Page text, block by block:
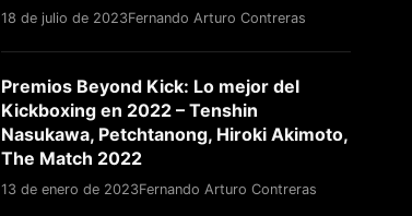
18 de julio de 2023Fernando Arturo Contreras
Premios Beyond Kick: Lo mejor del
Kickboxing en 2022 – Tenshin
Nasukawa, Petchtanong, Hiroki Akimoto,
The Match 2022
13 de enero de 2023Fernando Arturo Contreras